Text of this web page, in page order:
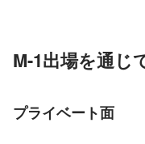
M-1出場を通じ
プライベート面